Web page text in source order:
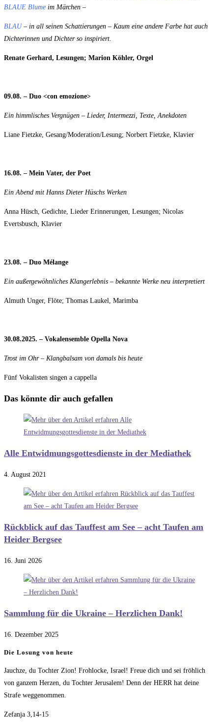
BLAUE Blume im Märchen –
BLAU– in all seinen Schattierungen – Kaum eine andere Farbe hat auch
Dichterinnen und Dichter so inspiriert.
Renate Gerhard, Lesungen; Marion Köhler, Orgel
09.08. – Duo <con emozione>
Ein himmlisches Vergnügen – Lieder, Intermezzi, Texte, Anekdoten
Liane Fietzke, Gesang/Moderation/Lesung; Norbert Fietzke, Klavier
16.08. – Mein Vater, der Poet
Ein Abend mit Hanns Dieter Hüschs Werken
Anna Hüsch, Gedichte, Lieder Erinnerungen, Lesungen; Nicolas
Evertsbusch, Klavier
23.08. – Duo Mélange
Ein außergewöhnliches Klangerlebnis – bekannte Werke neu interpretiert
Almuth Unger, Flöte; Thomas Laukel, Marimba
30.08.2025. – Vokalensemble Opella Nova
Trost im Ohr – Klangbalsam von damals bis heute
Fünf Vokalisten singen a cappella
Das könnte dir auch gefallen
Alle Entwidmungsgottesdienste in der Mediathek
4. August 2021
Rückblick auf das Tauffest am See – acht Taufen am
Heider Bergsee
16. Juni 2026
Sammlung für die Ukraine – Herzlichen Dank!
16. Dezember 2025
Die Losung von heute
Jauchze, du Tochter Zion! Frohlocke, Israel! Freue dich und sei fröhlich
von ganzem Herzen, du Tochter Jerusalem! Denn der HERR hat deine
Strafe weggenommen.
Zefanja 3,14-15